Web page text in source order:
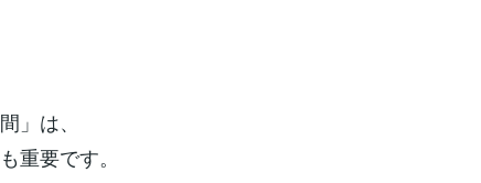
」は、
重要です。